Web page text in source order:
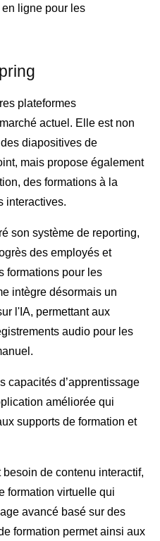
ligne pour les
plateformes
actuel. Elle est non
diapositives de
mais propose également
des formations à la
interactives.
son système de reporting,
des employés et
formations pour les
intègre désormais un
l'IA, permettant aux
audio pour les
capacités d’apprentissage
améliorée qui
supports de formation et
de contenu interactif,
formation virtuelle qui
avancé basé sur des
formation permet ainsi aux